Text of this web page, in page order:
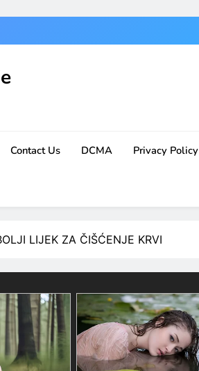
Contact Us DCMA Privacy Policy
LIJEK ZA ČIŠĆENJE KRVI